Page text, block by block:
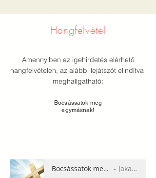
Hangfelvétel
Amennyiben az igehirdetés elérhető
hangfelvételen, az alábbi lejátszót elindítva
meghallgatható:
Bocsássatok meg
egymásnak!
Bocsássatok meg egymásnak! Jakab Enikő